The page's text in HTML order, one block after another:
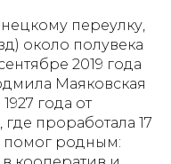
переулку,
около полувека
2019 года
Маяковская
года от
проработала 17
помог родным: